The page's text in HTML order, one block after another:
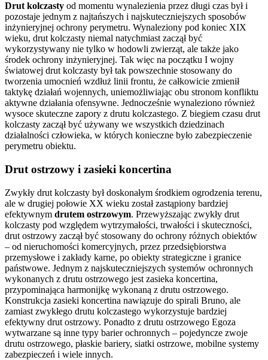
Drut kolczasty od momentu wynalezienia przez długi czas był i
pozostaje jednym z najtańszych i najskuteczniejszych sposobów
inżynieryjnej ochrony perymetru. Wynaleziony pod koniec XIX
wieku, drut kolczasty niemal natychmiast zaczął być
wykorzystywany nie tylko w hodowli zwierząt, ale także jako
środek ochrony inżynieryjnej. Tak więc na początku I wojny
światowej drut kolczasty był tak powszechnie stosowany do
tworzenia umocnień wzdłuż linii frontu, że całkowicie zmienił
taktykę działań wojennych, uniemożliwiając obu stronom konfliktu
aktywne działania ofensywne. Jednocześnie wynaleziono również
wysoce skuteczne zapory z drutu kolczastego. Z biegiem czasu drut
kolczasty zaczął być używany we wszystkich dziedzinach
działalności człowieka, w których konieczne było zabezpieczenie
perymetru obiektu.
Drut ostrzowy i zasieki koncertina
Zwykły drut kolczasty był doskonałym środkiem ogrodzenia terenu,
ale w drugiej połowie XX wieku został zastąpiony bardziej
efektywnym drutem ostrzowym. Przewyższając zwykły drut
kolczasty pod względem wytrzymałości, trwałości i skuteczności,
drut ostrzowy zaczął być stosowany do ochrony różnych obiektów
– od nieruchomości komercyjnych, przez przedsiębiorstwa
przemysłowe i zakłady karne, po obiekty strategiczne i granice
państwowe. Jednym z najskuteczniejszych systemów ochronnych
wykonanych z drutu ostrzowego jest zasieka koncertina,
przypominająca harmonijkę wykonaną z drutu ostrzowego.
Konstrukcja zasieki koncertina nawiązuje do spirali Bruno, ale
zamiast zwykłego drutu kolczastego wykorzystuje bardziej
efektywny drut ostrzowy. Ponadto z drutu ostrzowego Egoza
wytwarzane są inne typy barier ochronnych – pojedyncze zwoje
drutu ostrzowego, płaskie bariery, siatki ostrzowe, mobilne systemy
zabezpieczeń i wiele innych.